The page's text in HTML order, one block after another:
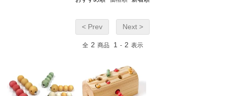
< Prev Next >
全 2 商品 1 - 2 表示